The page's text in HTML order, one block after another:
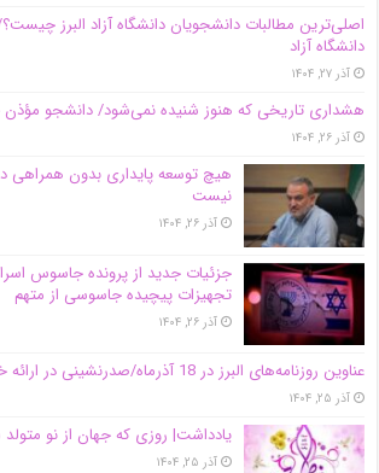
اصلی‌ترین مطالبات دانشجویان دانشگاه آزاد البرز
دانشگاه آز‌اد
آذر ۲۷, ۱۴۰۴
هشداری تاریخی که هنوز شنیده نمی‌شود/ دانشجو مؤذن
آذر ۲۶, ۱۴۰۴
هیچ توسعه پایداری بدون همراهی
نیست
آذر ۲۶, ۱۴۰۴
جزئیات جدید از پرونده جاسوس
تجهیزات پیچیده جاسوسی از متهم
آذر ۲۶, ۱۴۰۴
عناوین روزنامه‌های البرز در ‌18 آذرماه/صدرنشینی در ارائه خدمات زایمان بی‌درد
آذر ۲۵, ۱۴۰۴
یادداشت| روزی که جهان از نو
آذر ۲۵, ۱۴۰۴